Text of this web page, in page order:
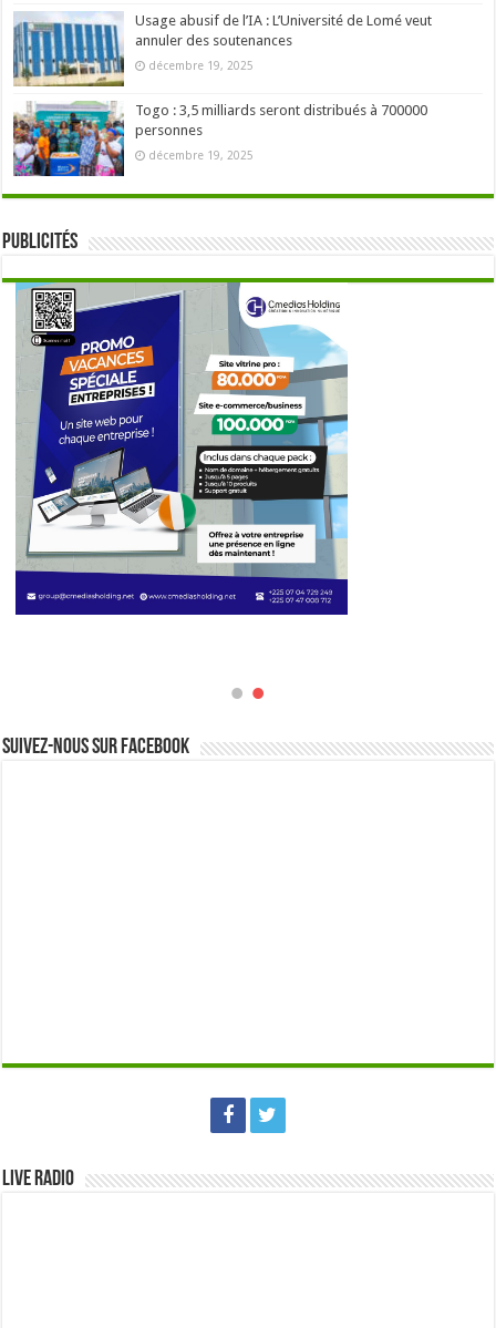
Usage abusif de l’IA : L’Université de Lomé veut
annuler des soutenances
décembre 19, 2025
Togo : 3,5 milliards seront distribués à 700000
personnes
décembre 19, 2025
Publicités
Suivez-nous sur Facebook
Live Radio